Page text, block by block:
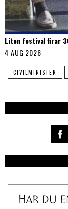
Liten festival firar
4 AUG 2026
CIVILMINISTER